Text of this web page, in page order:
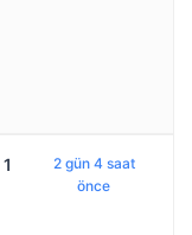
1
2 gün 4 saat
önce